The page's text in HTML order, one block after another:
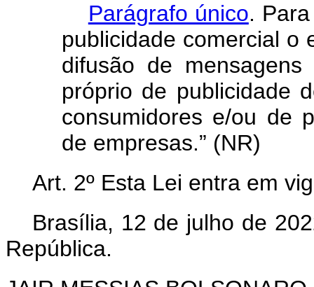
Parágrafo único.
publicidade comercial o
difusão de
próprio de publicidade
consumidores e/ou de
de empresas.” (NR)
Art. 2º Esta Lei entra em
Brasília, 12 de julho de
República.